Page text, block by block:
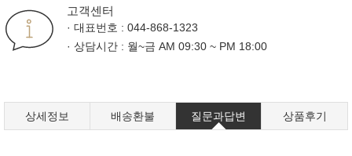
고객센터
· 대표번호 : 044-868-1323
· 상담시간 : 월~금 AM 09:30 ~ PM 18:00
상세정보 배송환불 질문과답변 상품후기